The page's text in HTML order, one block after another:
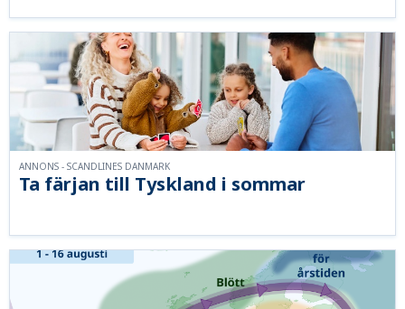
Ta färjan till Tyskland i sommar
ANNONS - SCANDLINES DANMARK